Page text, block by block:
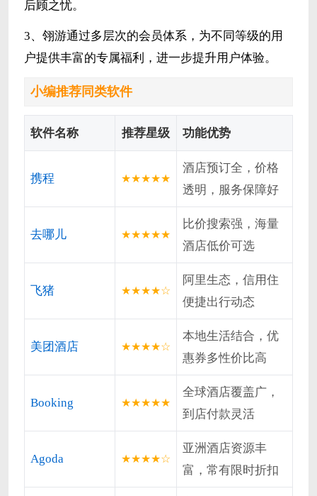
后顾之忧。
3、翎游通过多层次的会员体系，为不同等级的用
户提供丰富的专属福利，进一步提升用户体验。
小编推荐同类软件
软件名称 推荐星级 功能优势
携程 ★★★★★
酒店预订全，价格
透明，服务保障好
去哪儿 ★★★★★
比价搜索强，海量
酒店低价可选
飞猪 ★★★★☆
阿里生态，信用住
便捷出行动态
美团酒店 ★★★★☆
本地生活结合，优
惠券多性价比高
Booking ★★★★★
全球酒店覆盖广，
到店付款灵活
Agoda ★★★★☆
亚洲酒店资源丰
富，常有限时折扣